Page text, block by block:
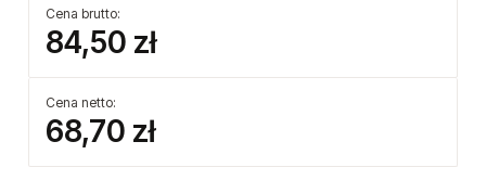
Cena brutto:
84,50 zł
Cena netto:
68,70 zł